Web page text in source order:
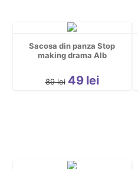
Sacosa din panza Stop
making drama Alb
89 lei 49 lei